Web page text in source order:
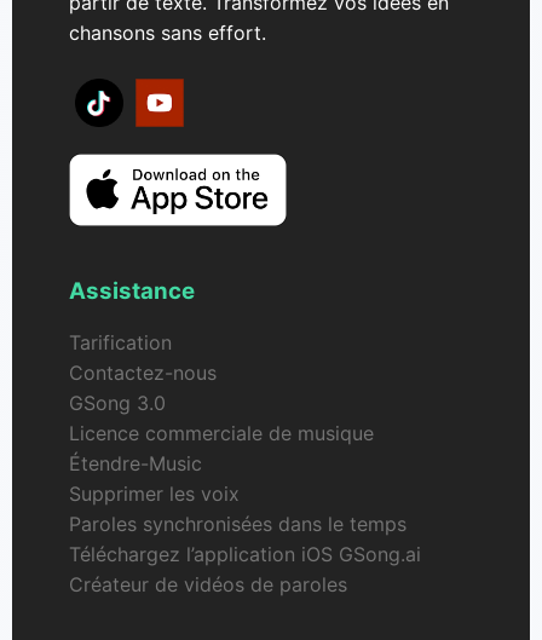
chansons sans effort.
Assistance
Tarification
Contactez-nous
GSong 3.0
Licence commerciale de musique
Étendre-Music
Supprimer les voix
Paroles synchronisées dans le temps
Téléchargez l’application iOS GSong.ai
Créateur de vidéos de paroles